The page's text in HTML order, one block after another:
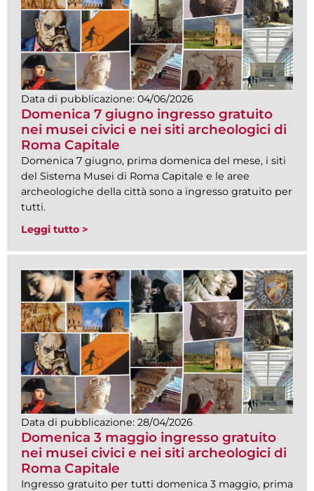
Data di pubblicazione: 04/06/2026
Domenica 7 giugno ingresso gratuito
nei musei civici e nei siti archeologici di
Roma Capitale
Domenica 7 giugno, prima domenica del mese, i siti
del Sistema Musei di Roma Capitale e le aree
archeologiche della città sono a ingresso gratuito per
tutti.
Leggi tutto >
Data di pubblicazione: 28/04/2026
Domenica 3 maggio ingresso gratuito
nei musei civici e nei siti archeologici di
Roma Capitale
Ingresso gratuito per tutti domenica 3 maggio, prima